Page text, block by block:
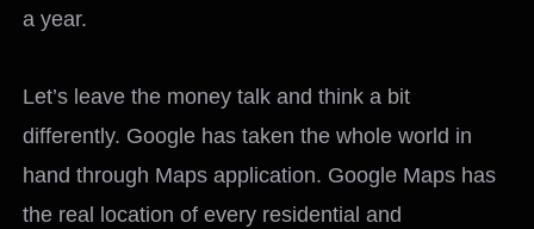
a year.
Let’s leave the money talk and think a bit
differently. Google has taken the whole world in
hand through Maps application. Google Maps has
the real location of every residential and